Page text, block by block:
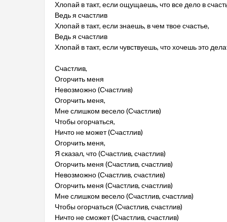
Хлопай в такт, если ощущаешь, что все дело в
Ведь я счастлив
Хлопай в такт, если знаешь, в чем твое счастье,
Ведь я счастлив
Хлопай в такт, если чувствуешь, что хочешь это
Счастлив,
Огорчить меня
Невозможно (Счастлив)
Огорчить меня,
Мне слишком весело (Счастлив)
Чтобы огорчаться,
Ничто не может (Счастлив)
Огорчить меня,
Я сказал, что (Счастлив, счастлив)
Огорчить меня (Счастлив, счастлив)
Невозможно (Счастлив, счастлив)
Огорчить меня (Счастлив, счастлив)
Мне слишком весело (Счастлив, счастлив)
Чтобы огорчаться (Счастлив, счастлив)
Ничто не сможет (Счастлив, счастлив)